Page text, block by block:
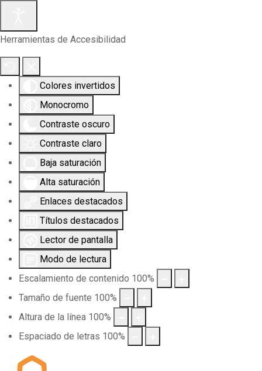
Herramientas de Accesibilidad
Colores invertidos
Monocromo
Contraste oscuro
Contraste claro
Baja saturación
Alta saturación
Enlaces destacados
Títulos destacados
Lector de pantalla
Modo de lectura
Escalamiento de contenido 100%
Tamaño de fuente 100%
Altura de la línea 100%
Espaciado de letras 100%